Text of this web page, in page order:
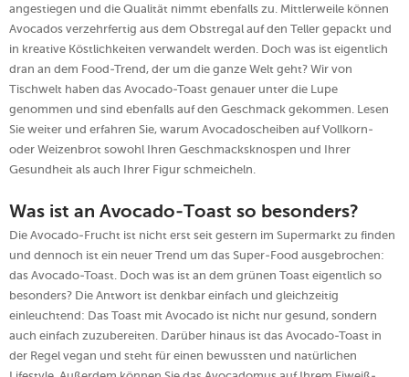
angestiegen und die Qualität nimmt ebenfalls zu. Mittlerweile können
Avocados verzehrfertig aus dem Obstregal auf den Teller gepackt und
in kreative Köstlichkeiten verwandelt werden. Doch was ist eigentlich
dran an dem Food-Trend, der um die ganze Welt geht? Wir von
Tischwelt haben das Avocado-Toast genauer unter die Lupe
genommen und sind ebenfalls auf den Geschmack gekommen. Lesen
Sie weiter und erfahren Sie, warum Avocadoscheiben auf Vollkorn-
oder Weizenbrot sowohl Ihren Geschmacksknospen und Ihrer
Gesundheit als auch Ihrer Figur schmeicheln.
Was ist an Avocado-Toast so besonders?
Die Avocado-Frucht ist nicht erst seit gestern im Supermarkt zu finden
und dennoch ist ein neuer Trend um das Super-Food ausgebrochen:
das Avocado-Toast. Doch was ist an dem grünen Toast eigentlich so
besonders? Die Antwort ist denkbar einfach und gleichzeitig
einleuchtend: Das Toast mit Avocado ist nicht nur gesund, sondern
auch einfach zuzubereiten. Darüber hinaus ist das Avocado-Toast in
der Regel vegan und steht für einen bewussten und natürlichen